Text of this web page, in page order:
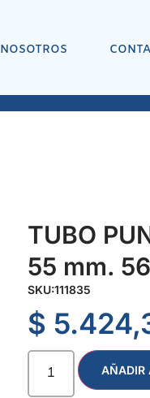
NOSOTROS
TUBO
55 mm.
SKU:111835
$
AÑADIR